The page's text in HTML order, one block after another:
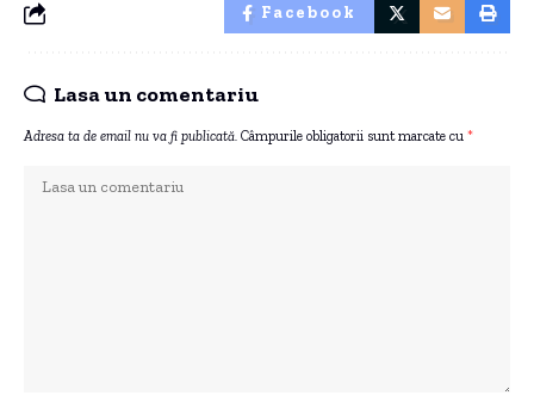
Facebook
Lasa un comentariu
Adresa ta de email nu va fi publicată. Câmpurile obligatorii sunt marcate cu *